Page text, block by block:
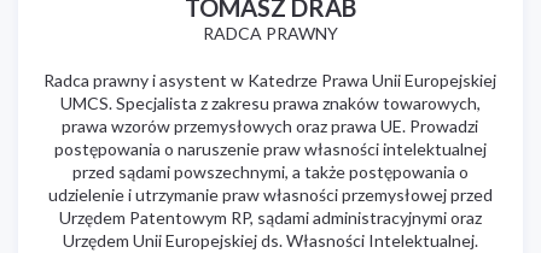
TOMASZ DRAB
RADCA PRAWNY
Radca prawny i asystent w Katedrze Prawa Unii Europejskiej
UMCS. Specjalista z zakresu prawa znaków towarowych,
prawa wzorów przemysłowych oraz prawa UE. Prowadzi
postępowania o naruszenie praw własności intelektualnej
przed sądami powszechnymi, a także postępowania o
udzielenie i utrzymanie praw własności przemysłowej przed
Urzędem Patentowym RP, sądami administracyjnymi oraz
Urzędem Unii Europejskiej ds. Własności Intelektualnej.